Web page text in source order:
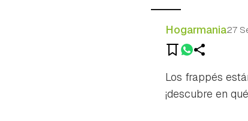
Hogarmania27
Los frappés
¡descubre en